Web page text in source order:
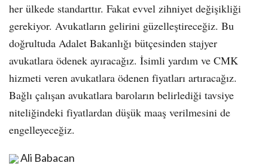
her ülkede standarttır. Fakat evvel zihniyet değişikliği
gerekiyor. Avukatların gelirini güzelleştireceğiz. Bu
doğrultuda Adalet Bakanlığı bütçesinden stajyer
avukatlara ödenek ayıracağız. İsimli yardım ve CMK
hizmeti veren avukatlara ödenen fiyatları artıracağız.
Bağlı çalışan avukatlara baroların belirlediği tavsiye
niteliğindeki fiyatlardan düşük maaş verilmesini de
engelleyeceğiz.
Ali Babacan